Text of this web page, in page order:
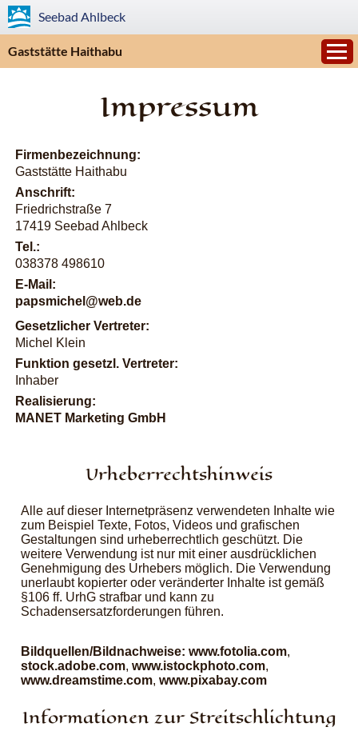
Seebad Ahlbeck
Gaststätte Haithabu
Impressum
Firmen­bezeichnung:
Gaststätte Haithabu
Anschrift:
Friedrichstraße 7
17419 Seebad Ahlbeck
Tel.:
038378 498610
E-Mail:
papsmichel @web.de
Gesetzlicher Vertreter:
Michel Klein
Funktion gesetzl. Vertreter:
Inhaber
Realisierung:
MANET Marketing GmbH
Urheber­rechtshinweis
Alle auf dieser Internetpräsenz verwendeten Inhalte wie
zum Beispiel Texte, Fotos, Videos und grafischen
Gestaltungen sind urheberrechtlich geschützt. Die
weitere Verwendung ist nur mit einer ausdrücklichen
Genehmigung des Urhebers möglich. Die Verwendung
unerlaubt kopierter oder veränderter Inhalte ist gemäß
§106 ff. UrhG strafbar und kann zu
Schadensersatzforderungen führen.
Bildquellen/Bildnachweise: www.fotolia.com,
stock.adobe.com, www.istockphoto.com,
www.dreamstime.com, www.pixabay.com
Informationen zur Streitschlichtung